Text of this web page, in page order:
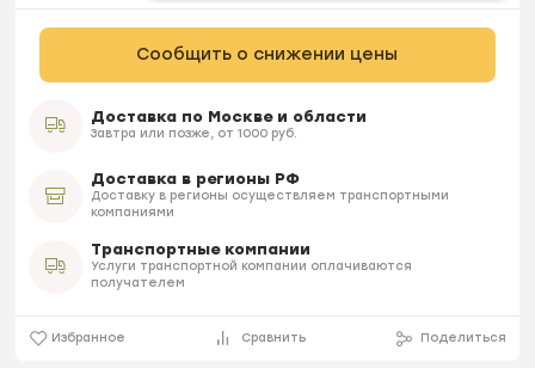
Сообщить о снижении цены
Доставка по Москве и области
Завтра или позже, от 1000 руб.
Доставка в регионы РФ
Доставку в регионы осуществляем транспортными
компаниями
Транспортные компании
Услуги транспортной компании оплачиваются
получателем
Избранное Сравнить Поделиться